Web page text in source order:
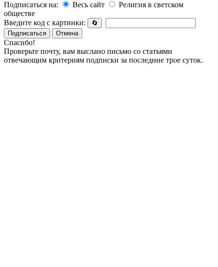
Подписаться на:
Весь сайт
Религия в светском
обществе
Введите код с картинки:
🔄
Подписаться
Отмена
Спасибо!
Проверьте почту, вам выслано письмо со статьями
отвечающим критериям подписки за последние трое суток.